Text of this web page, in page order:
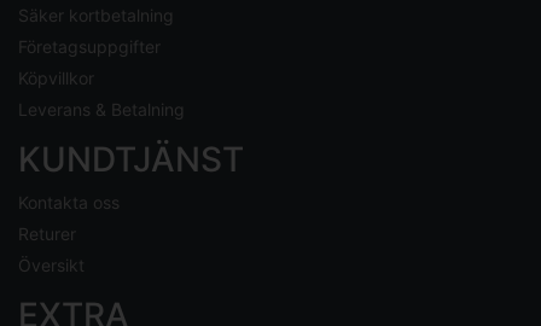
Säker kortbetalning
Företagsuppgifter
Köpvillkor
Leverans & Betalning
KUNDTJÄNST
Kontakta oss
Returer
Översikt
EXTRA